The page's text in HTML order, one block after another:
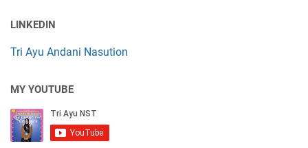
LINKEDIN
Tri Ayu Andani Nasution
MY YOUTUBE